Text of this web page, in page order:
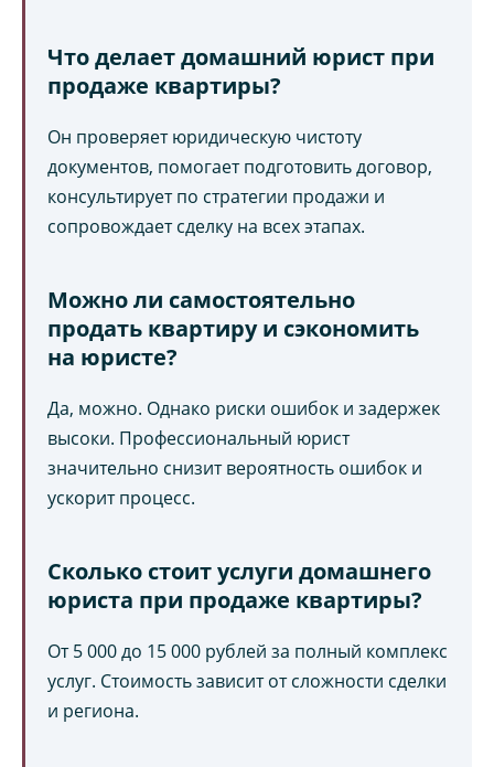
Что делает домашний юрист при
продаже квартиры?
Он проверяет юридическую чистоту
документов, помогает подготовить договор,
консультирует по стратегии продажи и
сопровождает сделку на всех этапах.
Можно ли самостоятельно
продать квартиру и сэкономить
на юристе?
Да, можно. Однако риски ошибок и задержек
высоки. Профессиональный юрист
значительно снизит вероятность ошибок и
ускорит процесс.
Сколько стоит услуги домашнего
юриста при продаже квартиры?
От 5 000 до 15 000 рублей за полный комплекс
услуг. Стоимость зависит от сложности сделки
и региона.